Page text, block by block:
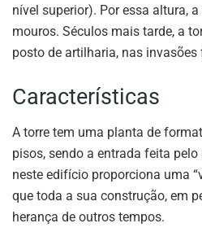
nível superior). Por essa altura,
mouros. Séculos mais tarde, a
posto de artilharia, nas invasões
Características
A torre tem uma planta de
pisos, sendo a entrada feita pelo
neste edifício proporciona uma
que toda a sua construção, em
herança de outros tempos.